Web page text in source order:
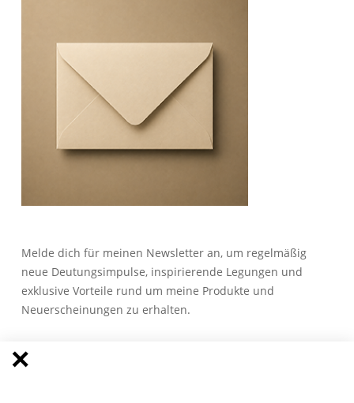
Melde dich für meinen Newsletter an, um regelmäßig
neue Deutungsimpulse, inspirierende Legungen und
exklusive Vorteile rund um meine Produkte und
Neuerscheinungen zu erhalten.
Anmeldung zum Newsletter